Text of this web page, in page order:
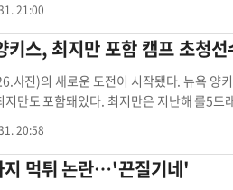
용이 예상된다. 다른 자리에는 터줏대감들
로포드는 골드글러브 수상 경력이 있는 수
3루수다. 샌프란시스코 내야 백업 선수층이 두껍지 않다는 건 황재균에게 다행
뷔할 것으로 전망되고 있다. 올해 승부수를 던질 황재균의
받는 경기다. 낯선 미국 무대에서 처음 뛰
로 적응하지 못했다. 황재균에겐 홈 구장 AT&T파크 적응도 중요하다. 황재균은 2010년 롯데로 이적하며 6년 반 가
사직구장을 홈구장으로 사용했다. 사직구
보면 그렇다. 파크팩터 값을 계산하는 방법은 여러 가지다. 보통 1, 100, 1000 등을 기준으로 하며 이보다 높으면
확실하지만, 피츠버그는 강정호가 캠프에 참가할 것으로 가정한 채 운영
알리며 '강정호에 대해 어떤 평가가 내려지고, 어떤
이 진행 중이다"며 어떤 것도 정해진 것이
을 것으로 내다봤다. 피츠버그 주전 3루수이자 중심타자로 자리매김한 강정호는 지난해 12월 서울에서 음주운전 사
도주한 혐의를 받고 있다. 3번째 음주운전
차를 밟게 될 것이 유력하다.
21:00
키스, 최지만 포함 캠프 초청
이 시작됐다. 뉴욕 양키스는 지난달 31일 공식 홈페이지를 통해 23명의 스프링캠프 초청 선수 명단을 발표했다. 예
룰5드래프트로 LA 에인절스에 지명돼 이적하며 마이너리그 생활을 끝내고 빅리그에 데뷔했으나
약을 해 유니폼을 갈아입었다. 스프링캠프에 초청 선수 신분으로 참가하지만 당당히 1루수 경쟁에 나선다. 마크 테
로 공백이 생긴 1루 자리를 놓고 그레그 버
력과 출루율을 갖춘 최지만으로서는 스프
20:58
지 먹튀 논란…'끈질기네'